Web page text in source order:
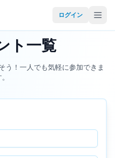
ログイン
ト一覧
う！一人でも気軽に参加できま